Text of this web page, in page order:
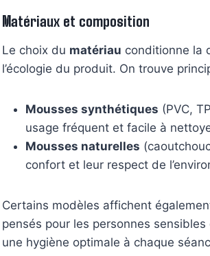
Matériaux et composition
Le choix du matériau conditionne la
l’écologie du produit. On trouve
Mousses synthétiques (PVC,
usage fréquent et facile à
Mousses naturelles
confort et leur respect de
Certains modèles affichent
pensés pour les personnes
une hygiène optimale à chaque